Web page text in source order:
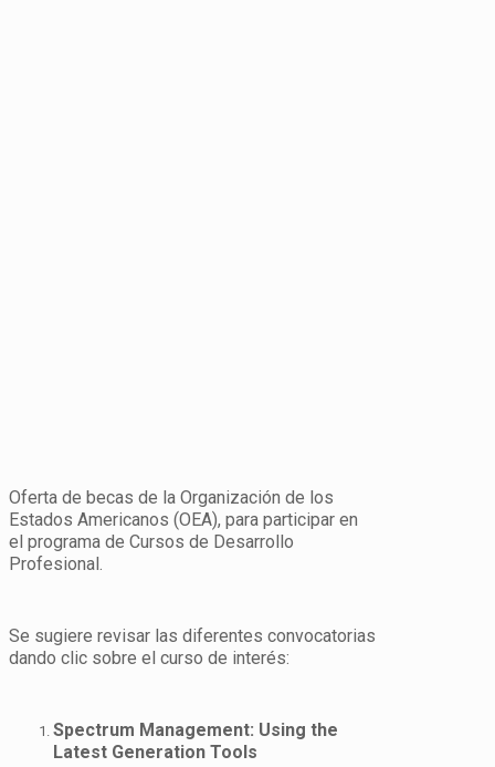
Oferta de becas de la Organización de los
Estados Americanos (OEA), para participar en
el programa de Cursos de Desarrollo
Profesional.
Se sugiere revisar las diferentes convocatorias
dando clic sobre el curso de interés:
Spectrum Management: Using the
Latest Generation Tools